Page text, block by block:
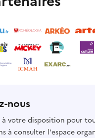
nous
à votre disposition pour
à consulter l'espace